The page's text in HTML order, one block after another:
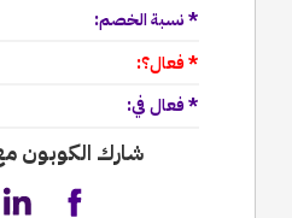
* نسبة الخصم:
* فعال؟:
* فعال في:
شارك الكوبون